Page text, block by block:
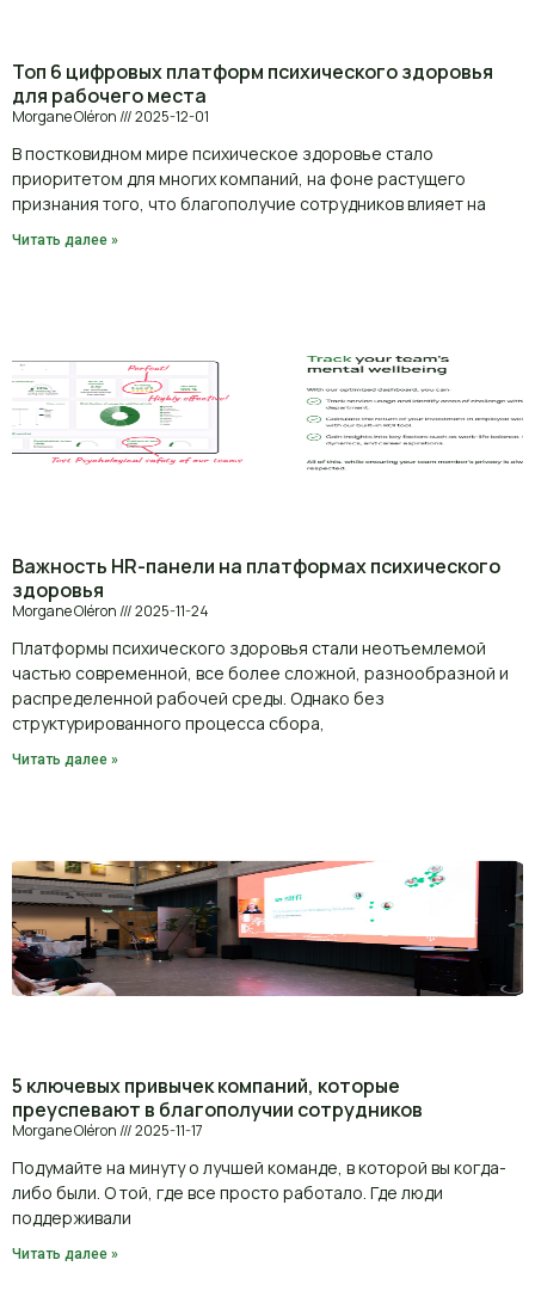
Топ 6 цифровых платформ психического здоровья
для рабочего места
Morgane Oléron 2025-12-01
В постковидном мире психическое здоровье стало
приоритетом для многих компаний, на фоне растущего
признания того, что благополучие сотрудников влияет на
Читать далее »
Важность HR-панели на платформах психического
здоровья
Morgane Oléron 2025-11-24
Платформы психического здоровья стали неотъемлемой
частью современной, все более сложной, разнообразной и
распределенной рабочей среды. Однако без
структурированного процесса сбора,
Читать далее »
5 ключевых привычек компаний, которые
преуспевают в благополучии сотрудников
Morgane Oléron 2025-11-17
Подумайте на минуту о лучшей команде, в которой вы когда-
либо были. О той, где все просто работало. Где люди
поддерживали
Читать далее »